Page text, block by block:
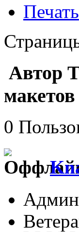
Печать
Автор
0